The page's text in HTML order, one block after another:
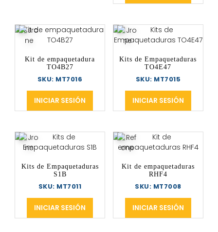
Kit de empaquetadura
TO4B27
SKU: MT7016
INICIAR SESIÓN
Kits de Empaquetaduras
TO4E47
SKU: MT7015
INICIAR SESIÓN
Kits de Empaquetaduras
S1B
SKU: MT7011
INICIAR SESIÓN
Kit de empaquetaduras
RHF4
SKU: MT7008
INICIAR SESIÓN